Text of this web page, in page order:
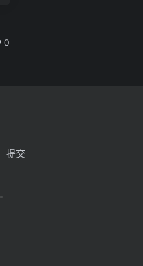
0
提交